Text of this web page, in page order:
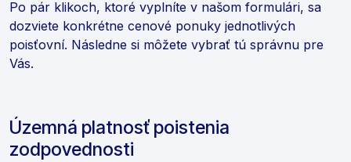
Po pár klikoch, ktoré vyplníte v našom formulári, sa
dozviete konkrétne cenové ponuky jednotlivých
poisťovní. Následne si môžete vybrať tú správnu pre
Vás.
Územná platnosť poistenia
zodpovednosti